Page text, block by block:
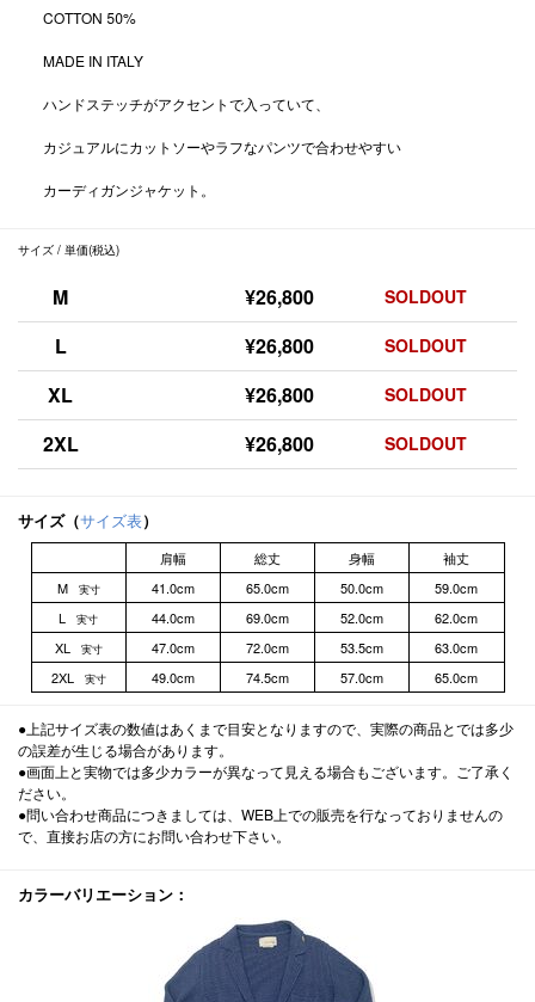
COTTON 50%
MADE IN ITALY
ハンドステッチがアクセントで入っていて、
カジュアルにカットソーやラフなパンツで合わせやすい
カーディガンジャケット。
サイズ / 単価(税込)
M ¥26,800 SOLDOUT
L ¥26,800 SOLDOUT
XL ¥26,800 SOLDOUT
2XL ¥26,800 SOLDOUT
サイズ（サイズ表）
肩幅 総丈 身幅
袖丈
M 実寸 41.0cm 65.0cm 50.0cm
59.0cm
L 実寸 44.0cm 69.0cm 52.0cm
62.0cm
XL 実寸 47.0cm 72.0cm 53.5cm
63.0cm
2XL 実寸 49.0cm 74.5cm 57.0cm 65.0cm
●上記サイズ表の数値はあくまで目安となりますので、実際の商品とでは多少
の誤差が生じる場合があります。
●画面上と実物では多少カラーが異なって見える場合もございます。ご了承く
ださい。
●問い合わせ商品につきましては、WEB上での販売を行なっておりませんの
で、直接お店の方にお問い合わせ下さい。
カラーバリエーション：